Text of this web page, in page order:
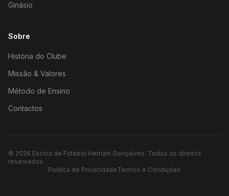
Ginásio
Sobre
História do Clube
Missão & Valores
Método de Ensino
Contactos
© 2026 Escola de Futebol Hernâni Gonçalves. Todos os direitos
reservados.
Política de PrivacidadeTermos e Condições